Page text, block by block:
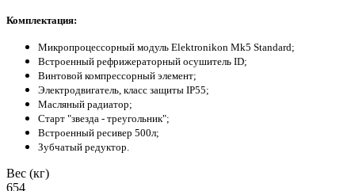
Комплектация:
Микропроцессорный модуль Elektronikon Mk5 Standard;
Встроенный рефрижераторный осушитель ID;
Винтовой компрессорный элемент;
Электродвигатель, класс защиты IP55;
Масляный радиатор;
Старт "звезда - треугольник";
Встроенный ресивер 500л;
Зубчатый редуктор.
Вес (кг)
654